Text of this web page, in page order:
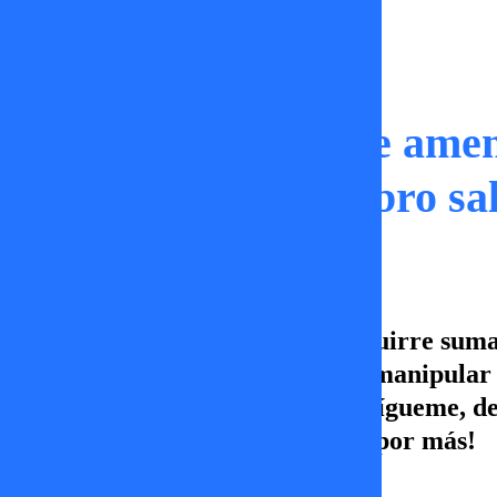
Cuchillo Eyzaguirre
Fran Garcia Huidobro
La polémica de Sebastián Eyzaguirre
la que acusa fue “editado” y así
Súmate a un nuevo capítulo de Sígueme,
sintoniza TV+, Canal 5, ¡Vamos por más!